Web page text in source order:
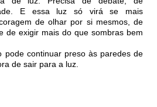
E essa luz só virá se mais
de olhar por si mesmos, de
de exigir mais do que sombras bem
pode continuar preso às paredes de
de sair para a luz.